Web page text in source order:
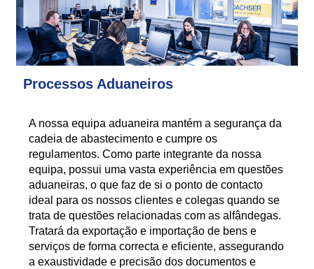
Processos Aduaneiros
A nossa equipa aduaneira mantém a segurança da
cadeia de abastecimento e cumpre os
regulamentos. Como parte integrante da nossa
equipa, possui uma vasta experiência em questões
aduaneiras, o que faz de si o ponto de contacto
ideal para os nossos clientes e colegas quando se
trata de questões relacionadas com as alfândegas.
Tratará da exportação e importação de bens e
serviços de forma correcta e eficiente, assegurando
a exaustividade e precisão dos documentos e